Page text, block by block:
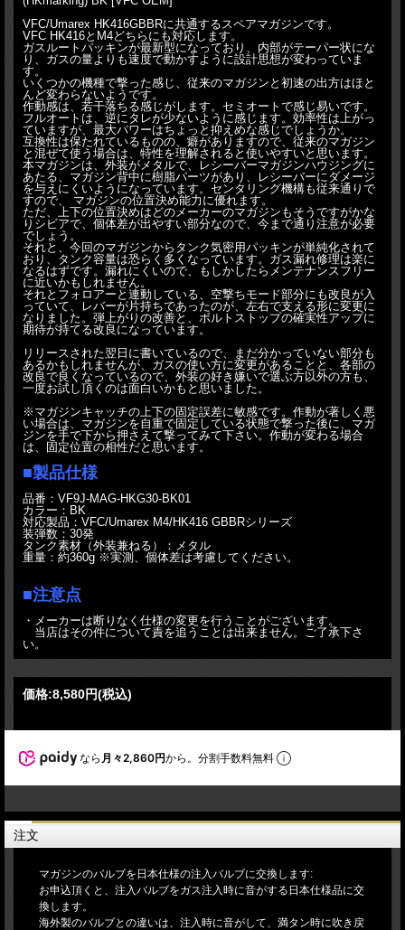
VFC/Umarex HK416GBBRに共通するスペアマガジンです。
VFC HK416とM4どちらにも対応します。
ガスルートパッキンが最新型になっており、内部がテーパー状にな
り、ガスの量よりも速度で動かすように設計思想が変わっていま
す。
いくつかの機種で撃った感じ、従来のマガジンと初速の出方はほと
んど変わらないようです。
作動感は、若干落ちる感じがします。セミオートで感じ易いです。
フルオートは、逆にタレが少ないように感じます。効率性は上がっ
ていますが、最大パワーはちょっと抑えめな感じでしょうか。
互換性は保たれているものの、癖がありますので、従来のマガジン
と混ぜて使う場合は、特性を理解されると使いやすいと思います。
本マガジンは、外装がメタルで、レシーバーマガジンハウジングに
あたる、マガジン背中に樹脂パーツがあり、レシーバーにダメージ
を与えにくいようになっています。センタリング機構も従来通りで
すので、 マガジンの位置決め能力に優れます。
ただ、上下の位置決めはどのメーカーのマガジンもそうですがかな
りシビアで、個体差が出やすい部分なので、今まで通り注意が必要
でしょう。
それと、今回のマガジンからタンク気密用パッキンが単純化されて
おり、タンク容量は恐らく多くなっています。ガス漏れ修理は楽に
なるはずです。漏れにくいので、もしかしたらメンテナンスフリー
に近いかもしれません。
それとフォロアーと連動している、空撃ちモード部分にも改良が入
っていて、レバーが片持ちであったのが、左右で支える形に変更に
なりました。弾上がりの改善と、ボルトストップの確実性アップに
期待が持てる改良になっています。
リリースされた翌日に書いているので、まだ分かっていない部分も
あるかもしれませんが、ガスの使い方に変更があることと、各部の
改良で良くなっているので、外装の好き嫌いで選ぶ方以外の方も、
一度お試し頂くのは面白いかもと思いました。
※マガジンキャッチの上下の固定誤差に敏感です。作動が著しく悪
い場合は、マガジンを自重で固定している状態で撃った後に、マガ
ジンを手で下から押さえて撃ってみて下さい。作動が変わる場合
は、固定位置の相性だと思います。
■製品仕様
品番：VF9J-MAG-HKG30-BK01
カラー：BK
対応製品：VFC/Umarex M4/HK416 GBBRシリーズ
装弾数：30発
タンク素材（外装兼ねる）：メタル
重量：約360g ※実測、個体差は考慮してください。
■注意点
・メーカーは断りなく仕様の変更を行うことがございます。
当店はその件について責を追うことは出来ません。ご了承下さ
い。
価格:8,580円(税込)
なら 月々2,860円から。分割手数料無料
注文
マガジンのバルブを日本仕様の注入バルブに交換します:
お申込頂くと、注入バルブをガス注入時に音がする日本仕様品に交
換します。
海外製のバルブとの違いは、注入時に音がして、満タン時に吹き戻